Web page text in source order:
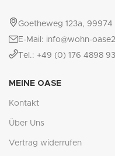
Goetheweg 123a, 99974
E-Mail: info@wohn-
Tel.: +49 (0) 176 4898
MEINE OASE
Kontakt
Über Uns
Vertrag widerrufen